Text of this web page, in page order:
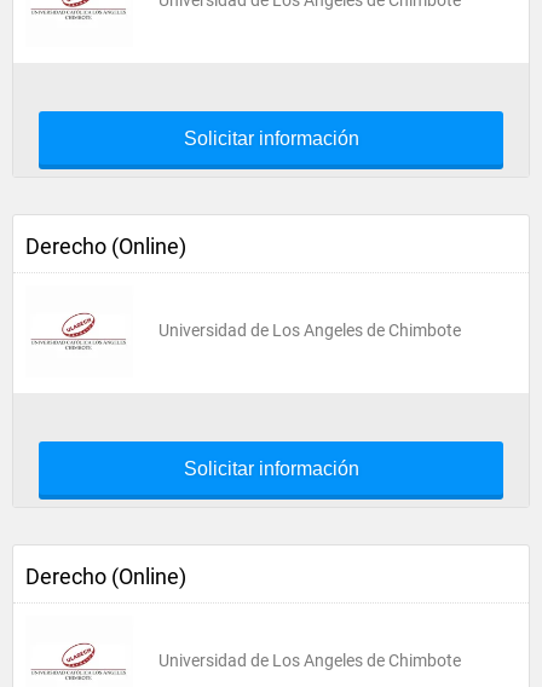
Solicitar información
Derecho (Online)
Universidad de Los Angeles de Chimbote
Solicitar información
Derecho (Online)
Universidad de Los Angeles de Chimbote